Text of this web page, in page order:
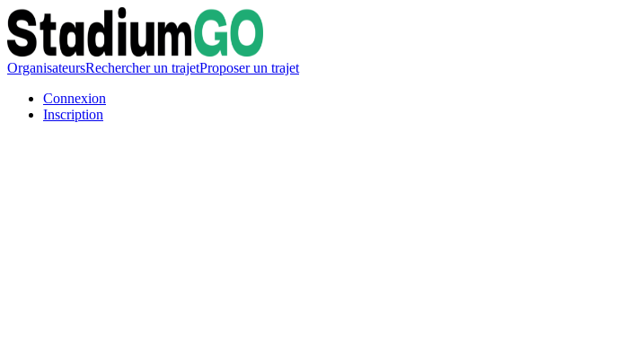
OrganisateursRechercher un trajetProposer un trajet
Connexion
Inscription